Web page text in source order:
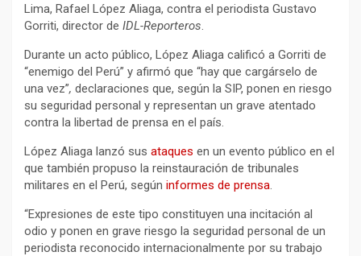
Lima, Rafael López Aliaga, contra el periodista Gustavo
Gorriti, director de IDL-Reporteros.
Durante un acto público, López Aliaga calificó a Gorriti de
“enemigo del Perú” y afirmó que “hay que cargárselo de
una vez”, declaraciones que, según la SIP, ponen en riesgo
su seguridad personal y representan un grave atentado
contra la libertad de prensa en el país.
López Aliaga lanzó sus ataques en un evento público en el
que también propuso la reinstauración de tribunales
militares en el Perú, según informes de prensa.
“Expresiones de este tipo constituyen una incitación al
odio y ponen en grave riesgo la seguridad personal de un
periodista reconocido internacionalmente por su trabajo